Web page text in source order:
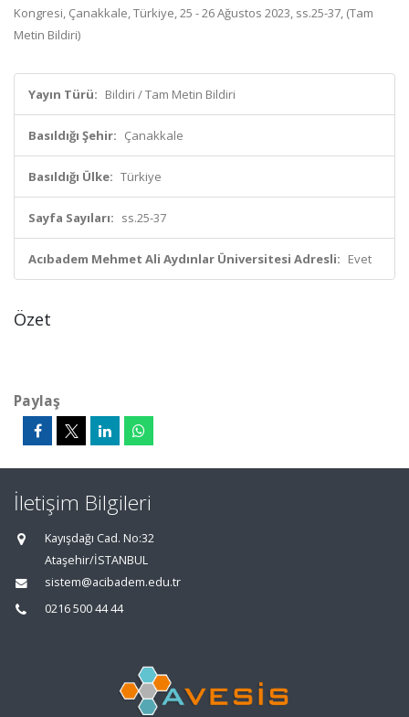
Kongresi, Çanakkale, Türkiye, 25 - 26 Ağustos 2023, ss.25-37, (Tam
Metin Bildiri)
Yayın Türü: Bildiri / Tam Metin Bildiri
Basıldığı Şehir: Çanakkale
Basıldığı Ülke: Türkiye
Sayfa Sayıları: ss.25-37
Acıbadem Mehmet Ali Aydınlar Üniversitesi Adresli: Evet
Özet
Paylaş
İletişim Bilgileri
Kayışdağı Cad. No:32
Ataşehir/İSTANBUL
sistem@acibadem.edu.tr
0216 500 44 44